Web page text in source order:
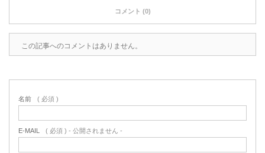
コメント (0)
この記事へのコメントはありません。
名前 ( 必須 )
E-MAIL ( 必須 ) - 公開されません -